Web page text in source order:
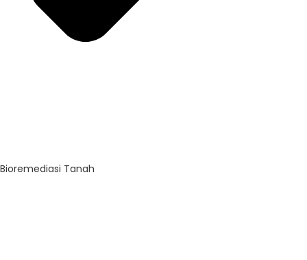
Bioremediasi Tanah